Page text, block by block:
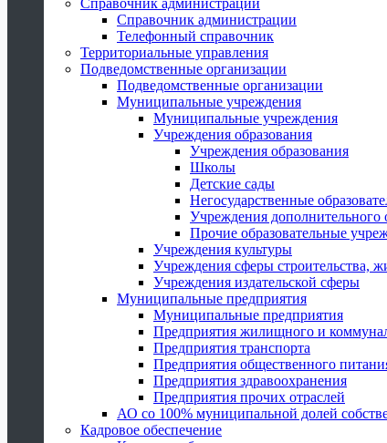
Справочник администрации
Справочник администрации
Телефонный справочник
Территориальные управления
Подведомственные организации
Подведомственные организации
Муниципальные учреждения
Муниципальные учреждения
Учреждения образования
Учреждения образования
Школы
Детские сады
Негосударственные
Учреждения дополнительного
Прочие образовательные
Учреждения культуры
Учреждения сферы строительства,
Учреждения издательской сферы
Муниципальные предприятия
Муниципальные предприятия
Предприятия жилищного и
Предприятия транспорта
Предприятия общественного
Предприятия здравоохранения
Предприятия прочих отраслей
АО со 100% муниципальной долей
Кадровое обеспечение